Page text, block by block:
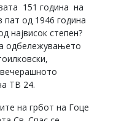
151 година на
од 1946 година
највисок степен?
одбележувањето
ТВ 24.
на грбот на Гоце